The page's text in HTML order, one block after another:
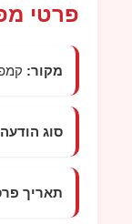
פרטי
מקור:קמפו
סוג הודעה:
תאריך